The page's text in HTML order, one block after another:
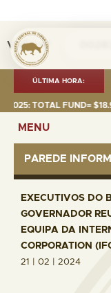
Visita nº
ÚLTIMA HORA:
TOTAL FUND=
MENU
PAREDE
EXECUTIVOS DO
GOVERNADOR
EQUIPA DA
CORPORATION
21 | 02 | 2024